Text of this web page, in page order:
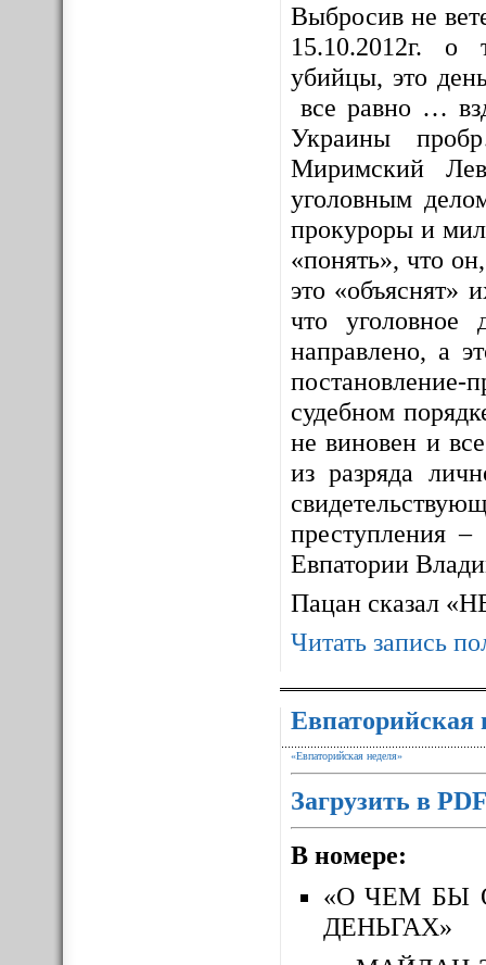
Выбросив не
15.10.2012г. о
убийцы, это
все равно …
Украины
Миримский
уголовным
прокуроры и
«понять», что
это «объяснят»
что
направлено, а
судебном
не виновен и
из разряда
преступления –
Евпатории
Пацан сказал
Читать запись
Евпаторийская
«Евпаторийская неделя»
Загрузить в
В номере:
«О ЧЕМ БЫ
ДЕНЬГАХ»